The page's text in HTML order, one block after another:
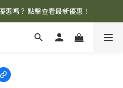
惠嗎？ 點擊查看最新優惠！
惠嗎？ 點擊查看最新優惠！
即享免運優惠